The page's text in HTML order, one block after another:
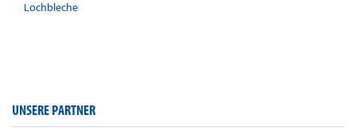
Lochbleche
UNSERE PARTNER